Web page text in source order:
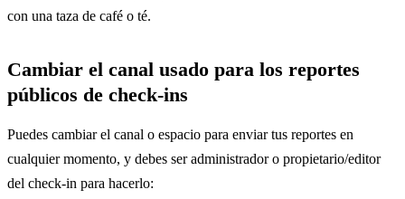
con una taza de café o té.
Cambiar el canal usado para los reportes
públicos de check-ins
Puedes cambiar el canal o espacio para enviar tus reportes en
cualquier momento, y debes ser administrador o propietario/editor
del check-in para hacerlo: